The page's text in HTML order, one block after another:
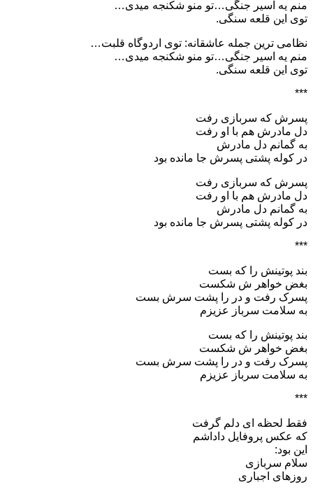
منم یه اسیر جنگی…تو منو شکنجه میدی…
توی این قلعه سنگی.
نظامی ترین جمله عاشقانه: توی اردوگاه قلبت…
منم یه اسیر جنگی…تو منو شکنجه میدی…
توی این قلعه سنگی.
***
پسرش که سربازی رفت
دل مادرش هم با او رفت
به گمانم دل مادرش
در کوله پشتی پسرش جا مانده بود
پسرش که سربازی رفت
دل مادرش هم با او رفت
به گمانم دل مادرش
در کوله پشتی پسرش جا مانده بود
***
بند پوتینش را که بست
بغض خواهر ش شکست
پسرک رفت و در را پشت سرش بست
به سلامت سرباز عزیزم
بند پوتینش را که بست
بغض خواهر ش شکست
پسرک رفت و در را پشت سرش بست
به سلامت سرباز عزیزم
***
فقط لحظه ای دلم گرفت
که عکس پروفایل داداشم
این بود:
سلام‌ سربازی
روزهای اجباری